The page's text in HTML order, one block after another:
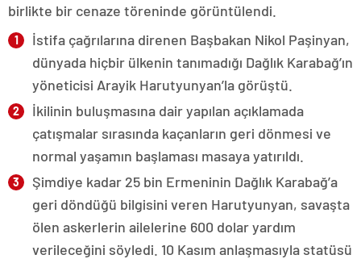
birlikte bir cenaze töreninde görüntülendi.
İstifa çağrılarına direnen Başbakan Nikol Paşinyan,
dünyada hiçbir ülkenin tanımadığı Dağlık Karabağ’ın
yöneticisi Arayik Harutyunyan’la görüştü.
İkilinin buluşmasına dair yapılan açıklamada
çatışmalar sırasında kaçanların geri dönmesi ve
normal yaşamın başlaması masaya yatırıldı.
Şimdiye kadar 25 bin Ermeninin Dağlık Karabağ’a
geri döndüğü bilgisini veren Harutyunyan, savaşta
ölen askerlerin ailelerine 600 dolar yardım
verileceğini söyledi. 10 Kasım anlaşmasıyla statüsü